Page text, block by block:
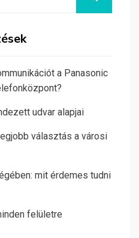
a Panasonic
udvar alapjai
választás a városi
mit érdemes tudni
felületre